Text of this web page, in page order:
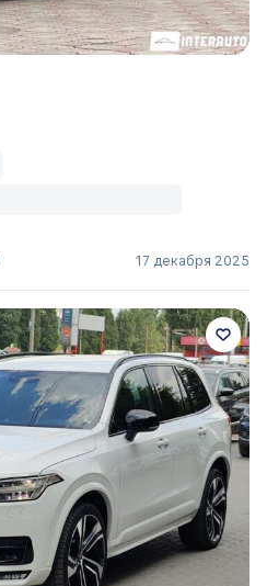
17 декабря 2025